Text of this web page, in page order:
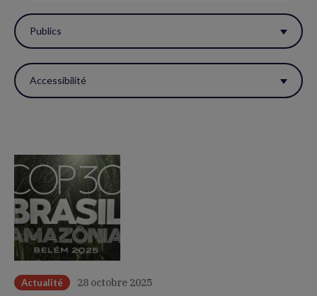
Publics
Accessibilité
Actualité 28 octobre 2025